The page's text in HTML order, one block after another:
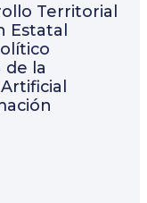
Territorial
Estatal
de la